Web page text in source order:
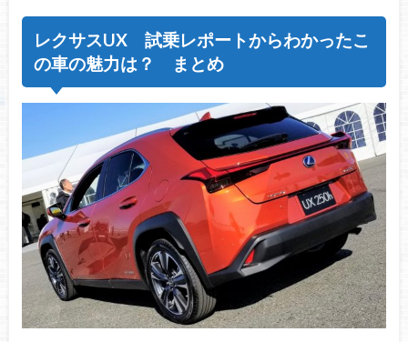
レクサスUX 試乗レポートからわかったこ
の車の魅力は？ まとめ